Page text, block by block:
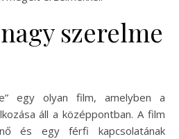
szerelme
egy olyan film, amelyben a
áll a középpontban. A film
és egy férfi kapcsolatának